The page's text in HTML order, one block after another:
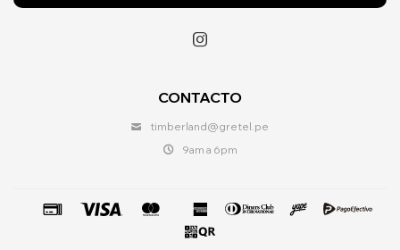
CONTACTO
timberland@gretel.pe
9am a 6pm
